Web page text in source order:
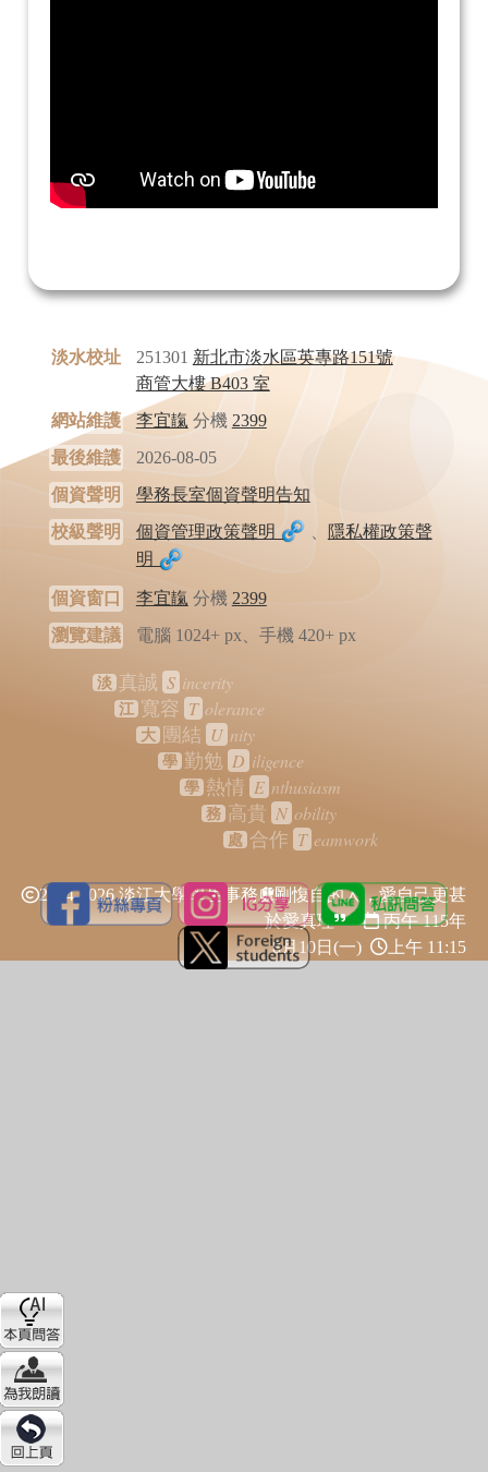
淡水校址 251301 新北市淡水區英專路151號
商管大樓 B403 室
網站維護
李宜靝 分機 2399
最後維護
2026-08-05
個資聲明
學務長室個資聲明告知
校級聲明
個資管理政策聲明
隱私權政策聲
明
個資窗口 李宜靝 分機 2399
瀏覽建議
電腦 1024+ px、手機 420+ px
淡 真誠 S incerity
江 寬容 T olerance
大 團結 U nity
學 勤勉 D iligence
學 熱情 E nthusiasm
務 高貴 N obility
處 合作 T eamwork
2024-2026 淡江大學學生事務處剛愎自的人，愛自己更甚
於愛真理
丙午 115年
8月10日(一)
上午 11:15